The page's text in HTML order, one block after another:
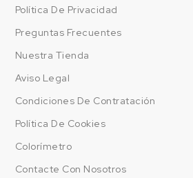
Política De Privacidad
Preguntas Frecuentes
Nuestra Tienda
Aviso Legal
Condiciones De Contratación
Política De Cookies
Colorímetro
Contacte Con Nosotros